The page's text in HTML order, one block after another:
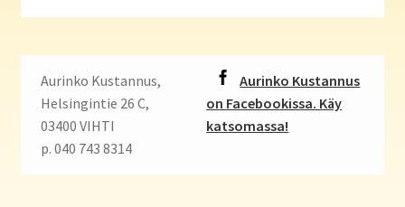
Aurinko Kustannus,
Helsingintie 26 C,
03400 VIHTI
p. 040 743 8314
Aurinko Kustannus
on Facebookissa. Käy
katsomassa!